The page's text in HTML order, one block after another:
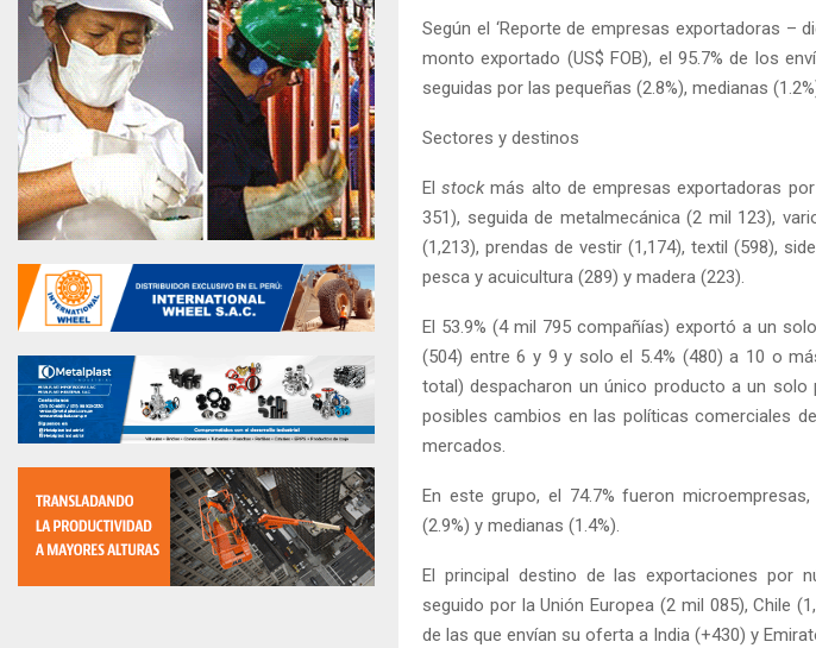
Según el ‘Reporte de empresas exportadoras –
monto exportado (US$ FOB), el 95.7% de los
seguidas por las pequeñas (2.8%), medianas
Sectores y destinos
Elstockmás alto de empresas exportadoras
351), seguida de metalmecánica (2 mil 123),
(1,213), prendas de vestir (1,174), textil (598),
pesca y acuicultura (289) y madera (223).
El 53.9% (4 mil 795 compañías) exportó a un
(504) entre 6 y 9 y solo el 5.4% (480) a 10 o
total) despacharon un único producto a un
posibles cambios en las políticas comerciales
mercados.
En este grupo, el 74.7% fueron
(2.9%) y medianas (1.4%).
El principal destino de las exportaciones por
seguido por la Unión Europea (2 mil 085), Chile
de las que envían su oferta a India (+430) y